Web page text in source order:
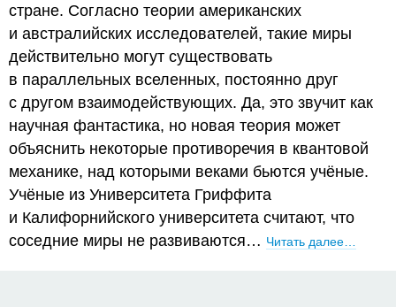
стране. Согласно теории американских
и австралийских исследователей, такие миры
действительно могут существовать
в параллельных вселенных, постоянно друг
с другом взаимодействующих. Да, это звучит как
научная фантастика, но новая теория может
объяснить некоторые противоречия в квантовой
механике, над которыми веками бьются учёные.
Учёные из Университета Гриффита
и Калифорнийского университета считают, что
соседние миры не развиваются… Читать далее…